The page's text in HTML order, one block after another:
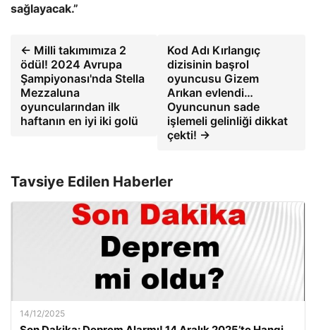
sağlayacak.”
← Milli takımımıza 2
ödül! 2024 Avrupa
Şampiyonası'nda Stella
Mezzaluna
oyuncularından ilk
haftanın en iyi iki golü
Kod Adı Kırlangıç ​​
dizisinin başrol
oyuncusu Gizem
Arıkan evlendi…
Oyuncunun sade
işlemeli gelinliği dikkat
çekti! →
Tavsiye Edilen Haberler
14/12/2025